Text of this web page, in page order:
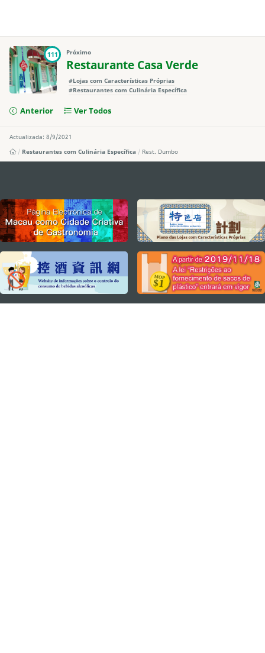
111 Próximo
Restaurante Casa Verde
#Lojas com Características Próprias
#Restaurantes com Culinária Específica
Anterior Ver Todos
Actualizada: 8/9/2021
Restaurantes com Culinária Específica
Rest. Dumbo
external links